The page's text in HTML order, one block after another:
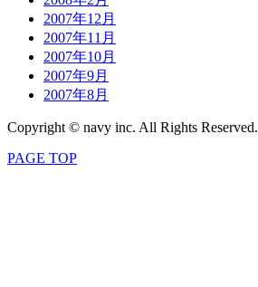
2007年12月
2007年11月
2007年10月
2007年9月
2007年8月
Copyright © navy inc. All Rights Reserved.
PAGE TOP